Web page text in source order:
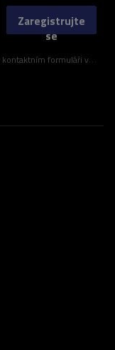
parlamentu a Rady (EU)
Zaregistrujte
se